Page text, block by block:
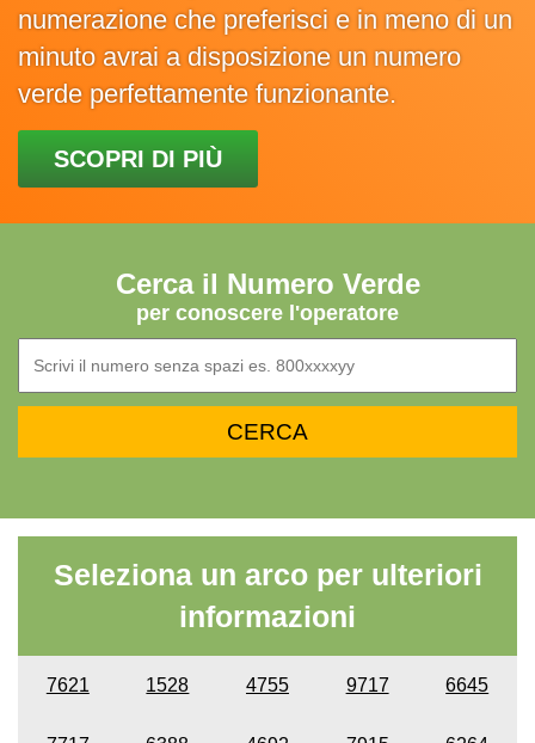
numerazione che preferisci e in meno di un
minuto avrai a disposizione un numero
verde perfettamente funzionante.
SCOPRI DI PIÙ
Cerca il Numero Verde
per conoscere l'operatore
Seleziona un arco per ulteriori
informazioni
7621 1528 4755 9717 6645